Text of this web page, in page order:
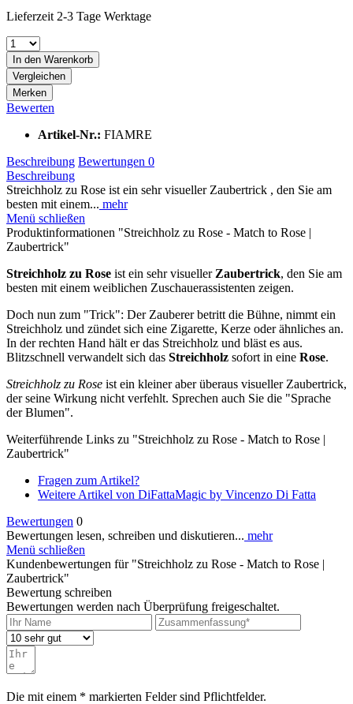
Lieferzeit 2-3 Tage Werktage
In den Warenkorb
Vergleichen
Merken
Bewerten
Artikel-Nr.: FIAMRE
Beschreibung Bewertungen 0
Beschreibung
Streichholz zu Rose ist ein sehr visueller Zaubertrick , den Sie am
besten mit einem... mehr
Menü schließen
Produktinformationen "Streichholz zu Rose - Match to Rose |
Zaubertrick"
Streichholz zu Rose ist ein sehr visueller Zaubertrick, den Sie am
besten mit einem weiblichen Zuschauerassistenten zeigen.
Doch nun zum "Trick": Der Zauberer betritt die Bühne, nimmt ein
Streichholz und zündet sich eine Zigarette, Kerze oder ähnliches an.
In der rechten Hand hält er das Streichholz und bläst es aus.
Blitzschnell verwandelt sich das Streichholz sofort in eine Rose.
Streichholz zu Rose ist ein kleiner aber überaus visueller Zaubertrick,
der seine Wirkung nicht verfehlt. Sprechen auch Sie die "Sprache
der Blumen".
Weiterführende Links zu "Streichholz zu Rose - Match to Rose |
Zaubertrick"
Fragen zum Artikel?
Weitere Artikel von DiFattaMagic by Vincenzo Di Fatta
Bewertungen 0
Bewertungen lesen, schreiben und diskutieren... mehr
Menü schließen
Kundenbewertungen für "Streichholz zu Rose - Match to Rose |
Zaubertrick"
Bewertung schreiben
Bewertungen werden nach Überprüfung freigeschaltet.
Die mit einem * markierten Felder sind Pflichtfelder.